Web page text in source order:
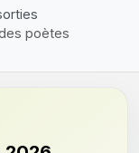
poètes